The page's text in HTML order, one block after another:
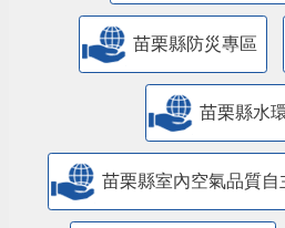
苗栗縣防災專區
苗栗縣水
苗栗縣室內空氣品質